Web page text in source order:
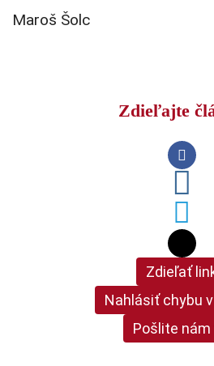
Maroš Šolc
Zdieľajte
Zdieľať
Nahlásiť chybu
Pošlite nám